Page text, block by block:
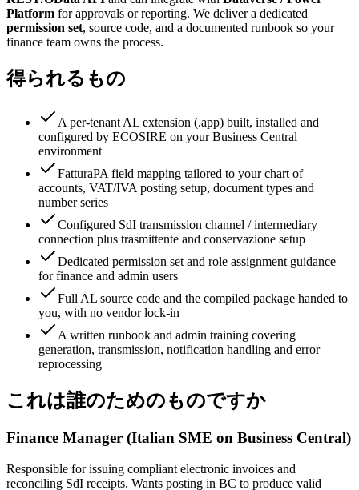
Platform for approvals or reporting. We deliver a dedicated
permission set, source code, and a documented runbook so your
finance team owns the process.
得られるもの
A per-tenant AL extension (.app) built, installed and
configured by ECOSIRE on your Business Central
environment
FatturaPA field mapping tailored to your chart of
accounts, VAT/IVA posting setup, document types and
number series
Configured SdI transmission channel / intermediary
connection plus trasmittente and conservazione setup
Dedicated permission set and role assignment guidance
for finance and admin users
Full AL source code and the compiled package handed to
you, with no vendor lock-in
A written runbook and admin training covering
generation, transmission, notification handling and error
reprocessing
これは誰のためのものですか
Finance Manager (Italian SME on Business Central)
Responsible for issuing compliant electronic invoices and
reconciling SdI receipts. Wants posting in BC to produce valid